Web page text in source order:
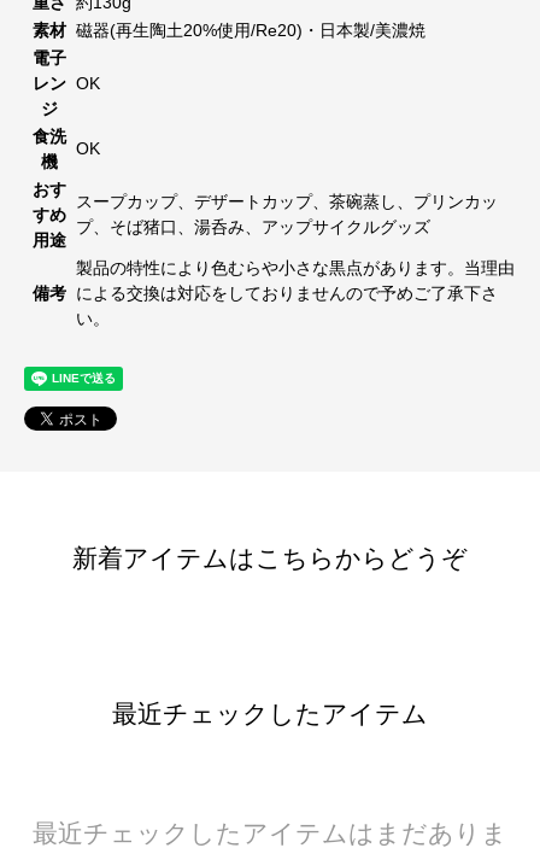
素材 磁器(再生陶土20%使用/Re20)・日本製/美濃焼
電子
レン
ジ
OK
食洗
機
OK
おす
すめ
用途
スープカップ、デザートカップ、茶碗蒸し、プリンカッ
プ、そば猪口、湯呑み、アップサイクルグッズ
備考
製品の特性により色むらや小さな黒点があります。当理由
による交換は対応をしておりませんので予めご了承下さ
い。
新着アイテムはこちらからどうぞ
最近チェックしたアイテム
最近チェックしたアイテムはまだありま